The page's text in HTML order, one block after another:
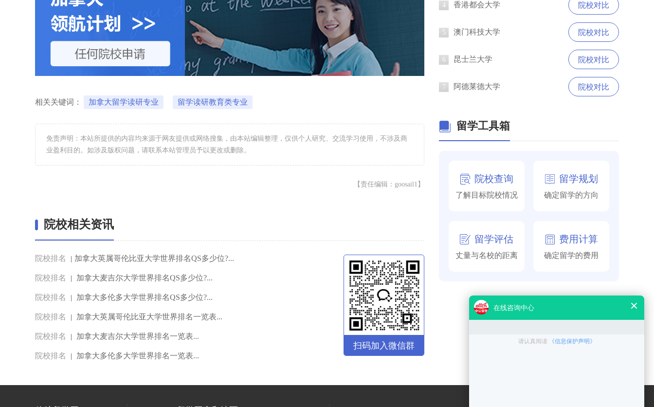
相关关键词： 加拿大留学读研专业 留学读研教育类专业
免责声明：本站所提供的内容均来源于网友提供或网络搜集，由本站编辑整理，仅供个人研究、交流学习使用，不涉及商
业盈利目的。如涉及版权问题，请联系本站管理员予以更改或删除。
【责任编辑：goosail1】
院校相关资讯
院校排名 ​加拿大英属哥伦比亚大学世界排名QS多少位?...
院校排名 加拿大麦吉尔大学世界排名QS多少位?...
院校排名 加拿大多伦多大学世界排名QS多少位?...
院校排名 加拿大英属哥伦比亚大学世界排名一览表...
院校排名 加拿大麦吉尔大学世界排名一览表...
院校排名 加拿大多伦多大学世界排名一览表...
扫码加入微信群
院校对比
4 香港都会大学
院校对比
5 澳门科技大学
院校对比
6 昆士兰大学
院校对比
7 阿德莱德大学
留学工具箱
院校查询
了解目标院校情况
留学规划
确定留学的方向
留学评估
丈量与名校的距离
费用计算
确定留学的费用